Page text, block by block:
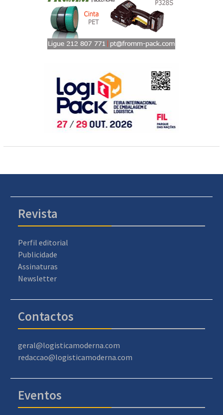
Revista
Perfil editorial
Publicidade
Assinaturas
Newsletter
Contactos
geral@logisticamoderna.com
redaccao@logisticamoderna.com
Eventos